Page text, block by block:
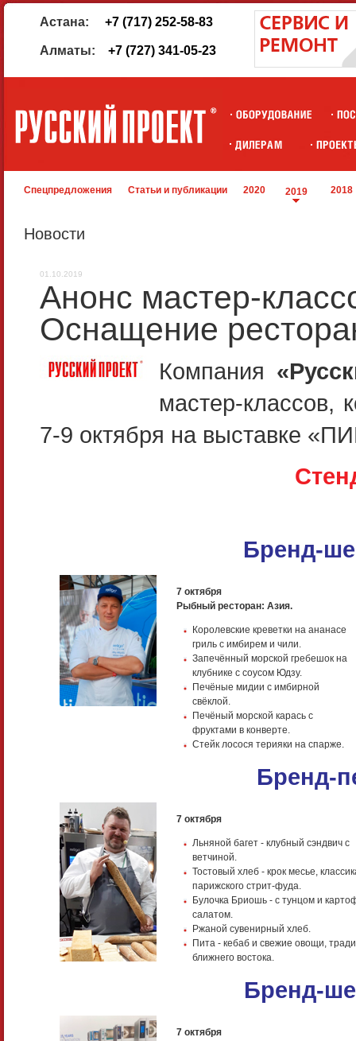
Астана: +7 (717) 252-58-83
Алматы: +7 (727) 341-05-23
Спецпредложения Статьи и публикации 2020 2019 2018
Новости
01.10.2019
Анонс мастер-
Оснащение
Компания
мастер-классов,
7-9 октября на выставке
Бренд-
7 октября
Рыбный ресторан: Азия.
Королевские креветки на ананасе
гриль с имбирем и чили.
Запечённый морской гребешок на
клубнике с соусом Юдзу.
Печёные мидии с имбирной
свёклой.
Печёный морской карась с
фруктами в конверте.
Стейк лосося терияки на спарже.
Бренд-
7 октября
Льняной багет - клубный сэндвич с
ветчиной.
Тостовый хлеб - крок месье,
парижского стрит-фуда.
Булочка Бриошь - с тунцом и
салатом.
Ржаной сувенирный хлеб.
Пита - кебаб и свежие овощи,
ближнего востока.
Бренд-
7 октября